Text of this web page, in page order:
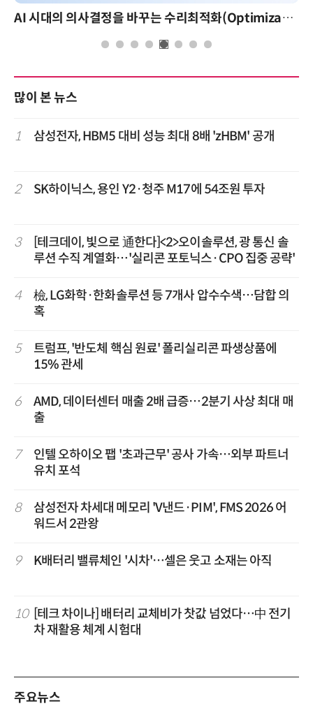
AI 시대의 의사결정을 바꾸는 수리최적화(Optimization): 실제 산업 적용 사례와 활용 전략
많이 본 뉴스
1 삼성전자, HBM5 대비 성능 최대 8배 'zHBM' 공개
2 SK하이닉스, 용인 Y2·청주 M17에 54조원 투자
3
[테크데이, 빛으로 通한다]<2>오이솔루션, 광 통신 솔
루션 수직 계열화…'실리콘 포토닉스·CPO 집중 공략'
4
檢, LG화학·한화솔루션 등 7개사 압수수색…담합 의
혹
5
트럼프, '반도체 핵심 원료' 폴리실리콘 파생상품에
15% 관세
6
AMD, 데이터센터 매출 2배 급증…2분기 사상 최대 매
출
7
인텔 오하이오 팹 '초과근무' 공사 가속…외부 파트너
유치 포석
8
삼성전자 차세대 메모리 'V낸드·PIM', FMS 2026 어
워드서 2관왕
9 K배터리 밸류체인 '시차'…셀은 웃고 소재는 아직
10
[테크 차이나] 배터리 교체비가 찻값 넘었다…中 전기
차 재활용 체계 시험대
주요뉴스